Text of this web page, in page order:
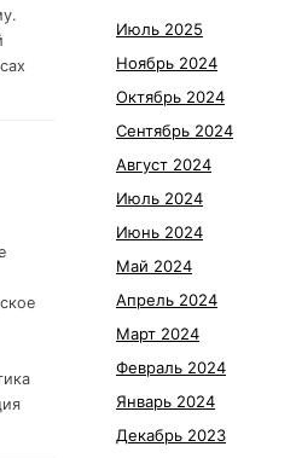
Июль 2025
Ноябрь 2024
Октябрь 2024
Сентябрь 2024
Август 2024
Июль 2024
Июнь 2024
Май 2024
Апрель 2024
Март 2024
Февраль 2024
Январь 2024
Декабрь 2023